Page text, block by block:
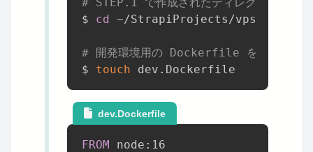
$ cd ~/StrapiProjects/vps-
# 開発環境用の Dockerfile を作成する
$ touch
dev.Dockerfile
FROM node:16